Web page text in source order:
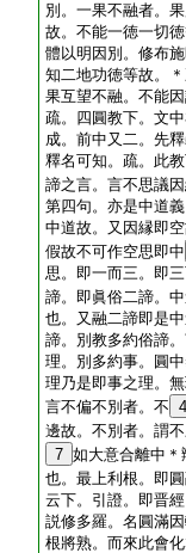
別。一果不融者。
故。不能一徳一切
體以明因別。修布
知二地功徳等故。
果互望不融。不能
疏。四圓教下。文
成。前中又二。先
釋名可知。疏。此
諦之言。言不思議
第四句。亦是中道
中道故。又因縁即
假故不可作空思即中
思。即一而三。即
諦。即眞俗二諦。
也。又融二諦即是
諦。別教多約俗諦
理。別多約事。圓
理乃是即事之理。
言不偏不別者。不 4
邊故。不別者。謂
7 如大意合離中
也。最上利根。即
云下。引證。即晋
説修多羅。名圓滿
根將熟。而來此會